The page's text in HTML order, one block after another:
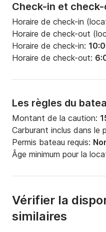
Check-in et
Horaire de check-in
Horaire de check-out
Horaire de check-in:
Horaire de check-out:
Les règles du
Montant de la caution:
Carburant inclus dans le
Permis bateau requis:
Âge minimum pour la
Vérifier la
similaires